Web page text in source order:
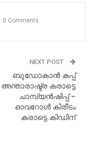
0 Comments
NEXT POST
ബുഡോകാൻ കപ്പ്
അന്താരാഷ്ട്ര കരാട്ടെ
ചാമ്പ്യൻഷിപ്പ് –
ഓവറോൾ കിരീടം
കരാട്ടെ കിഡിന്